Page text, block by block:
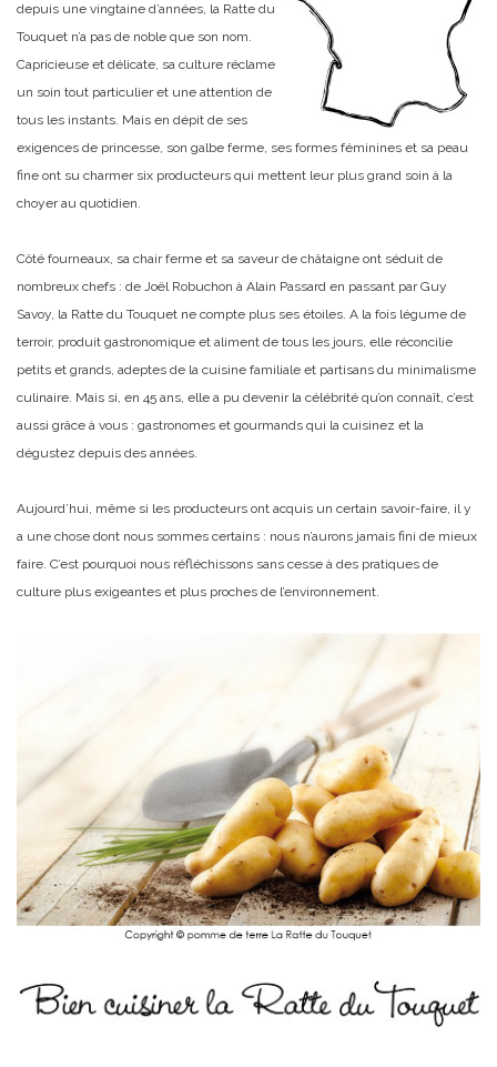
depuis une vingtaine d’années, la Ratte du
Touquet n’a pas de noble que son nom.
Capricieuse et délicate, sa culture réclame
un soin tout particulier et une attention de
tous les instants. Mais en dépit de ses
exigences de princesse, son galbe ferme, ses formes féminines et sa peau
fine ont su charmer six producteurs qui mettent leur plus grand soin à la
choyer au quotidien.
Côté fourneaux, sa chair ferme et sa saveur de châtaigne ont séduit de
nombreux chefs : de Joël Robuchon à Alain Passard en passant par Guy
Savoy, la Ratte du Touquet ne compte plus ses étoiles. A la fois légume de
terroir, produit gastronomique et aliment de tous les jours, elle réconcilie
petits et grands, adeptes de la cuisine familiale et partisans du minimalisme
culinaire. Mais si, en 45 ans, elle a pu devenir la célébrité qu’on connaît, c’est
aussi grâce à vous : gastronomes et gourmands qui la cuisinez et la
dégustez depuis des années.
Aujourd’hui, même si les producteurs ont acquis un certain savoir-faire, il y
a une chose dont nous sommes certains : nous n’aurons jamais fini de mieux
faire. C’est pourquoi nous réfléchissons sans cesse à des pratiques de
culture plus exigeantes et plus proches de l’environnement.